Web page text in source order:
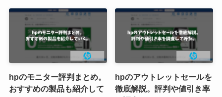
hpのモニター評判まとめ。
おすすめの製品も紹介して
hpのアウトレットセールを
徹底解説。評判や値引き率